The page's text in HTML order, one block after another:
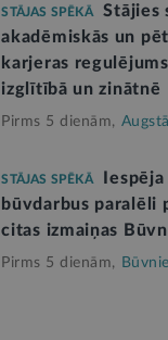
STĀJAS SPĒKĀ
Stājies
akadēmiskās un
karjeras
izglītībā un zinātnē
Pirms 5 dienām,
STĀJAS SPĒKĀ
būvdarbus paralēli
citas izmaiņas
Pirms 5 dienām,